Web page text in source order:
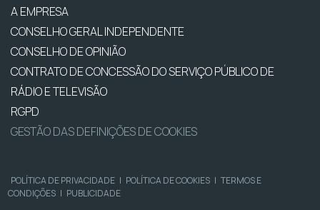
A EMPRESA
CONSELHO GERAL INDEPENDENTE
CONSELHO DE OPINIÃO
CONTRATO DE CONCESSÃO DO SERVIÇO PÚBLICO DE
RÁDIO E TELEVISÃO
RGPD
GESTÃO DAS DEFINIÇÕES DE COOKIES
POLÍTICA DE PRIVACIDADE | POLÍTICA DE COOKIES | TERMOS E
CONDIÇÕES | PUBLICIDADE